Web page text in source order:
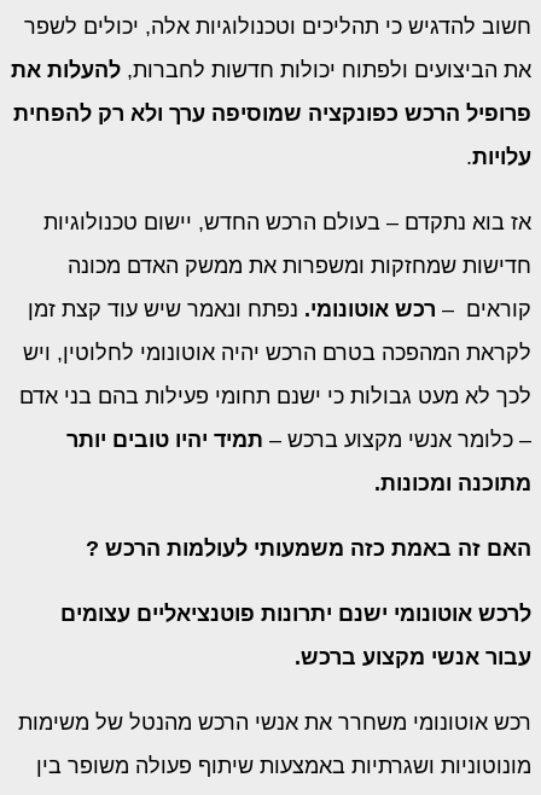
חשוב להדגיש כי תהליכים וטכנולוגיות אלה, יכולים לשפר
את הביצועים ולפתוח יכולות חדשות לחברות, להעלות את
פרופיל הרכש כפונקציה שמוסיפה ערך ולא רק להפחית
עלויות.
אז בוא נתקדם – בעולם הרכש החדש, יישום טכנולוגיות
חדישות שמחזקות ומשפרות את ממשק האדם מכונה
קוראים – רכש אוטונומי. נפתח ונאמר שיש עוד קצת זמן
לקראת המהפכה בטרם הרכש יהיה אוטונומי לחלוטין, ויש
לכך לא מעט גבולות כי ישנם תחומי פעילות בהם בני אדם
– כלומר אנשי מקצוע ברכש – תמיד יהיו טובים יותר
מתוכנה ומכונות.
האם זה באמת כזה משמעותי לעולמות הרכש ?
לרכש אוטונומי ישנם יתרונות פוטנציאליים עצומים
עבור אנשי מקצוע ברכש.
רכש אוטונומי משחרר את אנשי הרכש מהנטל של משימות
מונוטוניות ושגרתיות באמצעות שיתוף פעולה משופר בין